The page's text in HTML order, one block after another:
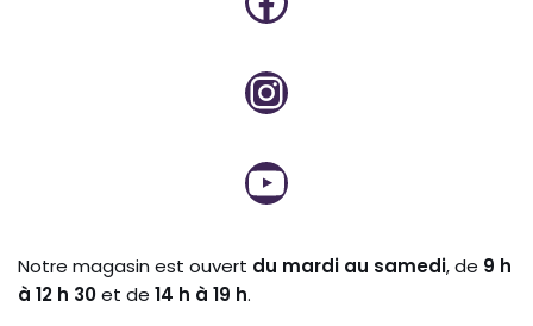
Notre magasin est ouvert du mardi au samedi, de 9 h
à 12 h 30et de 14 h à 19 h.